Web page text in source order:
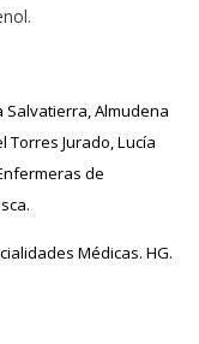
Salvatierra, Almudena
Torres Jurado, Lucía
de
Médicas. HG.